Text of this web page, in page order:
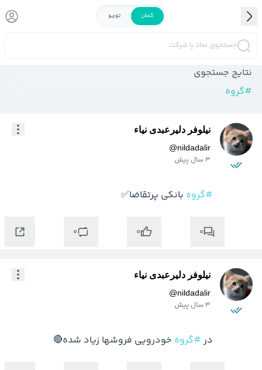
کمان توربو
جستجوی نماد یا شرکت
نتایج جستجوی
#گروه
نیلوفر دلیرعبدی نیاء
@nildadalir
3 سال پیش
#گروه بانکی پرتقاضا✅
0
0
0
نیلوفر دلیرعبدی نیاء
@nildadalir
3 سال پیش
در #گروه خودرویی فروشها زیاد شده🔴